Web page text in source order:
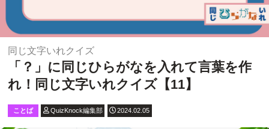
同じ文字いれクイズ
「？」に同じひらがなを入れて言葉を作
れ！同じ文字いれクイズ【11】
ことば QuizKnock編集部 2024.02.05